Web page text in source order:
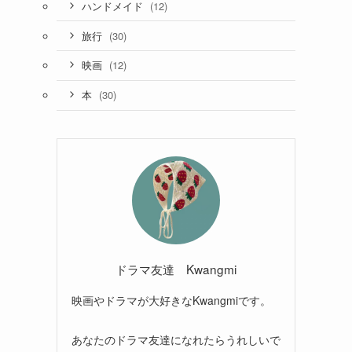
ハンドメイド (12)
旅行 (30)
映画 (12)
本 (30)
ドラマ友達 Kwangmi
映画やドラマが大好きなKwangmiです。
あなたのドラマ友達になれたらうれしいで